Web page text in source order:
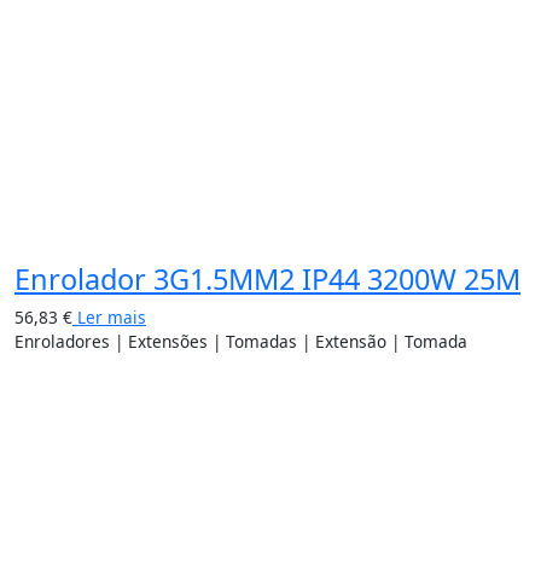
Enrolador 3G1.5MM2 IP44 3200W 25M
56,83 € Ler mais
Enroladores | Extensões | Tomadas | Extensão | Tomada